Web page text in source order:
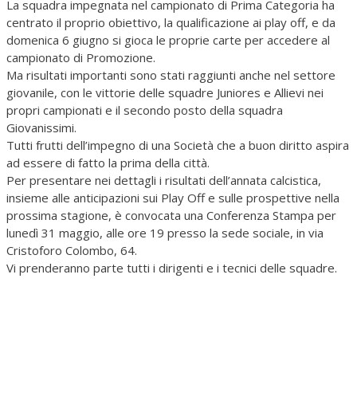
La squadra impegnata nel campionato di Prima Categoria ha
centrato il proprio obiettivo, la qualificazione ai play off, e da
domenica 6 giugno si gioca le proprie carte per accedere al
campionato di Promozione.
Ma risultati importanti sono stati raggiunti anche nel settore
giovanile, con le vittorie delle squadre Juniores e Allievi nei
propri campionati e il secondo posto della squadra
Giovanissimi.
Tutti frutti dell’impegno di una Società che a buon diritto aspira
ad essere di fatto la prima della città.
Per presentare nei dettagli i risultati dell’annata calcistica,
insieme alle anticipazioni sui Play Off e sulle prospettive nella
prossima stagione, è convocata una Conferenza Stampa per
lunedì 31 maggio, alle ore 19 presso la sede sociale, in via
Cristoforo Colombo, 64.
Vi prenderanno parte tutti i dirigenti e i tecnici delle squadre.